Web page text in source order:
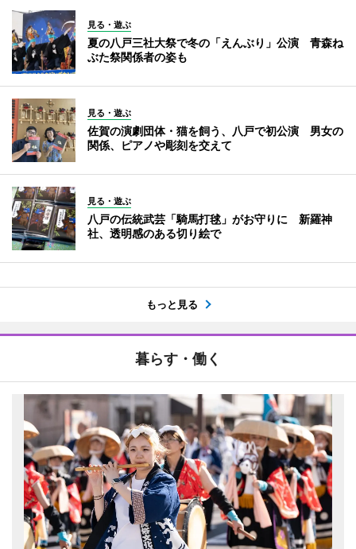
見る・遊ぶ
夏の八戸三社大祭で冬の「えんぶり」公演 青森ね
ぶた祭関係者の姿も
見る・遊ぶ
佐賀の演劇団体・猫を飼う、八戸で初公演 男女の
関係、ピアノや彫刻を交えて
見る・遊ぶ
八戸の伝統武芸「騎馬打毬」がお守りに 新羅神
社、透明感のある切り絵で
もっと見る
暮らす・働く